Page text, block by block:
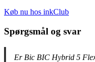
Køb nu hos inkClub
Spørgsmål og svar
Er Bic BIC Hybrid 5